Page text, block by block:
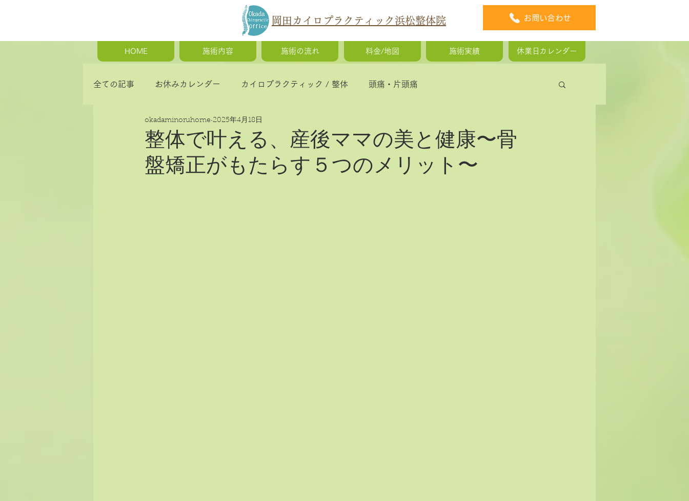
岡田カイロプラクティック浜松整体院 お問い合わせ
HOME 施術内容 施術の流れ 料金/地図 施術実績 休業日カレンダー
全ての記事 お休みカレンダー カイロプラクティック / 整体 頭痛・片頭痛
首の痛み・肩こり・背中の痛み 猫背・側弯症・姿勢の歪み
骨盤矯正・産後の骨盤矯正 慢性疲労・体調不良 O脚矯正・X脚矯正
整体で叶える、産後ママの美と健康〜骨
盤矯正がもたらす５つのメリット〜
okadaminoruhome 2025年4月18日